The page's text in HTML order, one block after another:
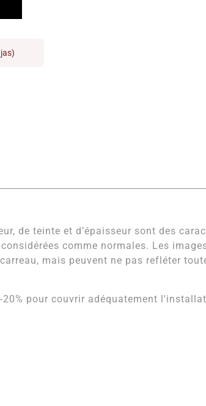
de teinte et d’épaisseur sont des
comme normales. Les
mais peuvent ne pas refléter
pour couvrir adéquatement